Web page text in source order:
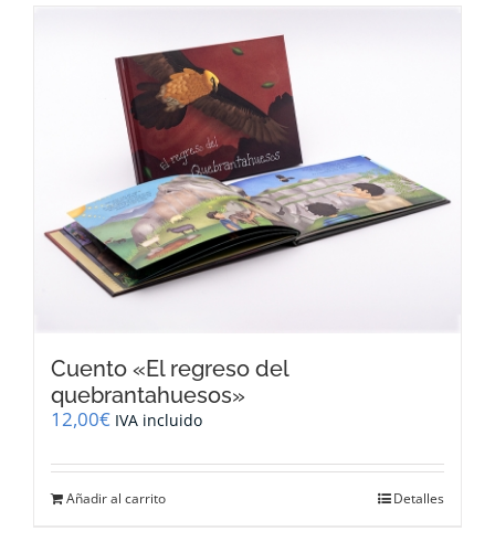
Cuento «El regreso del
quebrantahuesos»
12,00€ IVA incluido
Añadir al carrito Detalles